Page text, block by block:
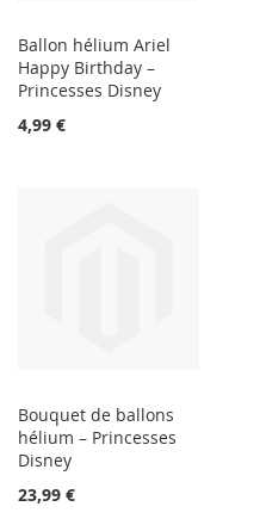
Ballon hélium Ariel
Happy Birthday –
Princesses Disney
4,99 €
Bouquet de ballons
hélium – Princesses
Disney
23,99 €